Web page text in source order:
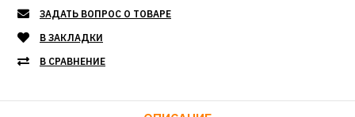
ЗАДАТЬ ВОПРОС О ТОВАРЕ
В ЗАКЛАДКИ
В СРАВНЕНИЕ